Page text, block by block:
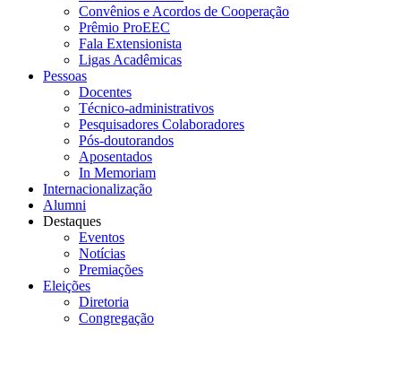
Convênios e Acordos de Cooperação
Prêmio ProEEC
Fala Extensionista
Ligas Acadêmicas
Pessoas
Docentes
Técnico-administrativos
Pesquisadores Colaboradores
Pós-doutorandos
Aposentados
In Memoriam
Internacionalização
Alumni
Destaques
Eventos
Notícias
Premiações
Eleições
Diretoria
Congregação